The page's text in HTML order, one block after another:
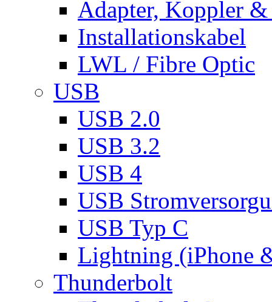
Adapter, Koppler &
Installationskabel
LWL / Fibre Optic
USB
USB 2.0
USB 3.2
USB 4
USB
USB Typ C
Lightning (iPhone
Thunderbolt